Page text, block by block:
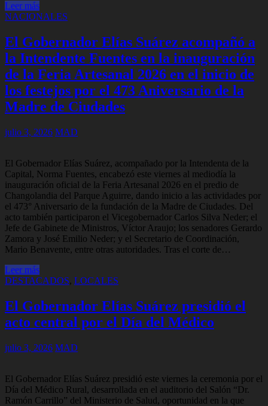
Leer más
NACIONALES
El Gobernador Elías Suárez acompañó a
la Intendente Fuentes en la inauguración
de la Feria Artesanal 2026 en el inicio de
los festejos por el 473 Aniversario de la
Madre de Ciudades
julio 3, 2026 MAD
El Gobernador Elías Suárez, acompañado por la Intendenta de la
Capital, Norma Fuentes, encabezó este viernes al mediodía la
inauguración oficial de la Feria Artesanal 2026 en el predio de
Changolandia del Parque Aguirre, dando inicio a las actividades por
el 473° Aniversario de la fundación de la Madre de Ciudades. Del
acto también participaron el Vicegobernador Carlos Silva Neder; el
Jefe de Gabinete de Ministros, Víctor Araujo; los senadores Gerardo
Zamora y José Emilio Neder; y el Secretario de Coordinación,
Mario Benavente, entre otras autoridades. Tras el corte de…
Leer más
DESTACADOS, LOCALES
El Gobernador Elías Suárez presidió el
acto central por el Día del Médico
julio 3, 2026 MAD
El Gobernador Elías Suárez presidió este viernes la ceremonia por el
Día del Médico Rural, desarrollada en el auditorio del Salón “Dr.
Ramón Carrillo” del Ministerio de Salud, oportunidad en la que